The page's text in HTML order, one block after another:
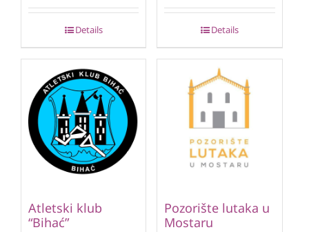
Details Details
Atletski klub
“Bihać”
Pozorište lutaka u
Mostaru